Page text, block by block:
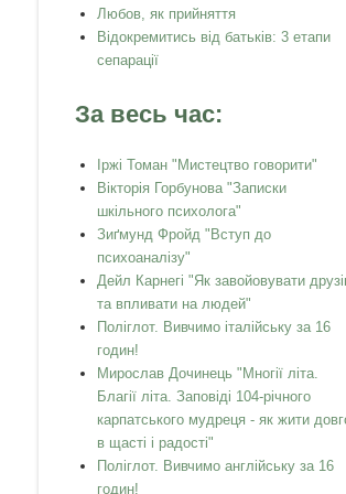
Любов, як прийняття
Відокремитись від батьків: 3 етапи
сепарації
За весь час:
Іржі Томан "Мистецтво говорити"
Вікторія Горбунова "Записки
шкільного психолога"
Зиґмунд Фройд "Вступ до
психоаналізу"
Дейл Карнегі "Як завойовувати
та впливати на людей"
Поліглот. Вивчимо італійську за 16
годин!
Мирослав Дочинець "Многії літа.
Благії літа. Заповіді 104-річного
карпатського мудреця - як жити
в щасті і радості"
Поліглот. Вивчимо англійську за 16
годин!